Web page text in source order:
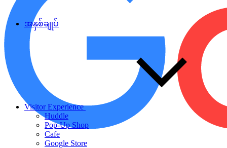
အနှစ်ချုပ်
Visitor Experience
Huddle
Pop-Up Shop
Cafe
Google Store